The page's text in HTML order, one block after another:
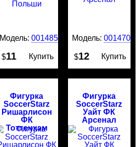
Модель:0014859
$11 Купить
Модель: 0014709
$12 Купить
Фигурка
SoccerStarz
Ришарлисон
ФК
Тоттенхэм
Фигурка
SoccerStarz
Уайт ФК
Арсенал